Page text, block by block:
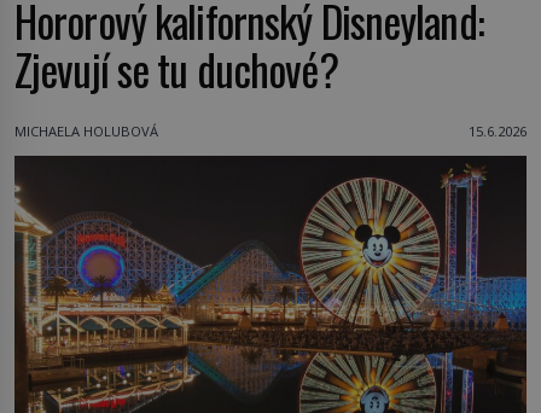
Hororový kalifornský Disneyland:
Zjevují se tu duchové?
MICHAELA HOLUBOVÁ 15.6.2026